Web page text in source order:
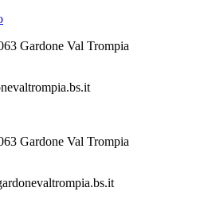
Gardone Val Trompia
Gardone Val Trompia